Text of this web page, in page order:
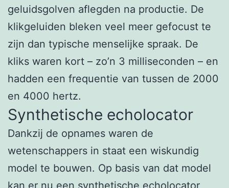
geluidsgolven aflegden na productie. De
klikgeluiden bleken veel meer gefocust te
zijn dan typische menselijke spraak. De
kliks waren kort – zo’n 3 milliseconden – en
hadden een frequentie van tussen de 2000
en 4000 hertz.
Synthetische echolocator
Dankzij de opnames waren de
wetenschappers in staat een wiskundig
model te bouwen. Op basis van dat model
kan er nu een synthetische echolocator